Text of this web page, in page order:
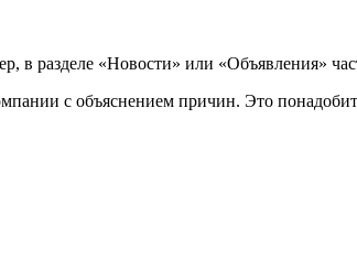
разделе «Новости» или «Объявления»
с объяснением причин. Это